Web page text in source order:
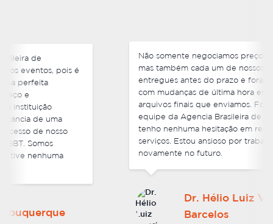
Não somente negociamos preços competitivos,
mas também cada um de nossos pedidos foram
entregues antes do prazo e foram muito flexíveis
com mudanças de última hora em alguns dos
arquivos finais que enviamos. Foi ótimo lidar com a
equipe da Agencia Brasileira de Traduções e não
tenho nenhuma hesitação em recomendar os seus
serviços. Estou ansioso por trabalhar com vocês
novamente no futuro.
Dr. Hélio Luiz Vitorino